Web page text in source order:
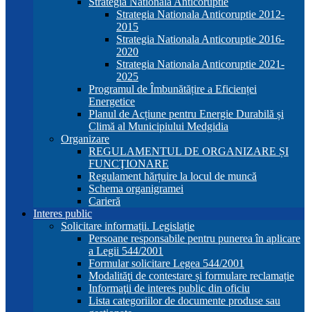
Strategia Nationala Anticoruptie 2012-
2015
Strategia Nationala Anticoruptie 2016-
2020
Strategia Nationala Anticoruptie 2021-
2025
Programul de Îmbunătățire a Eficienței
Energetice
Planul de Acțiune pentru Energie Durabilă și
Climă al Municipiului Medgidia
Organizare
REGULAMENTUL DE ORGANIZARE ȘI
FUNCŢIONARE
Regulament hărțuire la locul de muncă
Schema organigramei
Carieră
Interes public
Solicitare informații. Legislație
Persoane responsabile pentru punerea în aplicare
a Legii 544/2001
Formular solicitare Legea 544/2001
Modalităţi de contestare și formulare reclamație
Informaţii de interes public din oficiu
Lista categoriilor de documente produse sau